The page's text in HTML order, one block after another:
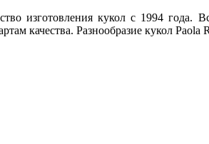
изготовления кукол с 1994
качества. Разнообразие кукол